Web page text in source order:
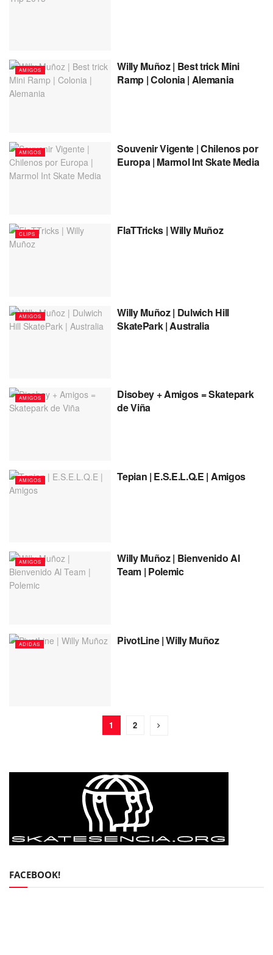
AMIGOS
Willy Muñoz | Best trick Mini
Ramp | Colonia | Alemania
AMIGOS
Souvenir Vigente | Chilenos por
Europa | Marmol Int Skate Media
CLIPS FlaTTricks | Willy Muñoz
AMIGOS
Willy Muñoz | Dulwich Hill
SkatePark | Australia
AMIGOS
Disobey + Amigos = Skatepark
de Viña
AMIGOS Tepian | E.S.E.L.Q.E | Amigos
AMIGOS
Willy Muñoz | Bienvenido Al
Team | Polemic
ADIDAS PivotLine | Willy Muñoz
1 2
FACEBOOK!